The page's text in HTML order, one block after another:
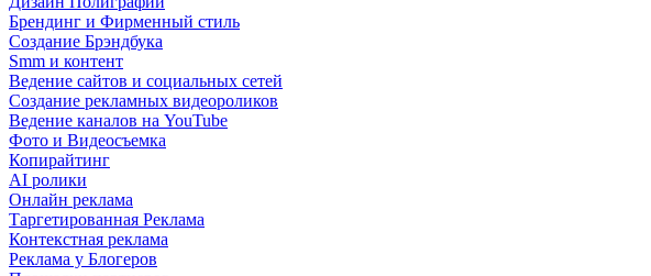
Брендинг и Фирменный стиль
Создание Брэндбука
Smm и контент
Ведение сайтов и социальных сетей
Создание рекламных видеороликов
Ведение каналов на YouTube
Фото и Видеосъемка
Копирайтинг
AI ролики
Онлайн реклама
Таргетированная Реклама
Контекстная реклама
Реклама у Блогеров